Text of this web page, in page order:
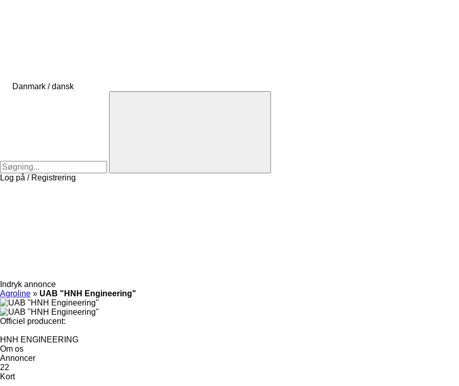
Danmark / dansk
Log på / Registrering
Indryk annonce
Agroline » UAB "HNH Engineering"
Officiel producent:
HNH ENGINEERING
Om os
Annoncer
22
Kort